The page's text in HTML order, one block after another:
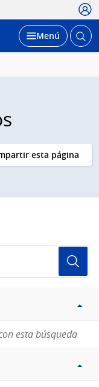
Desplegar
Menú Abrir
esta página
esta búsqueda